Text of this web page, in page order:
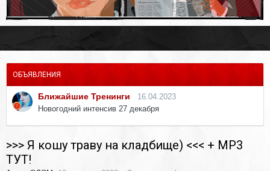
ОБЪЯВЛЕНИЯ
Ближайшие Тренинги
16.04.2023
Новогодний интенсив 27 декабря
>>> Я кошу траву на кладбище) <<< + MP3
ТУТ!